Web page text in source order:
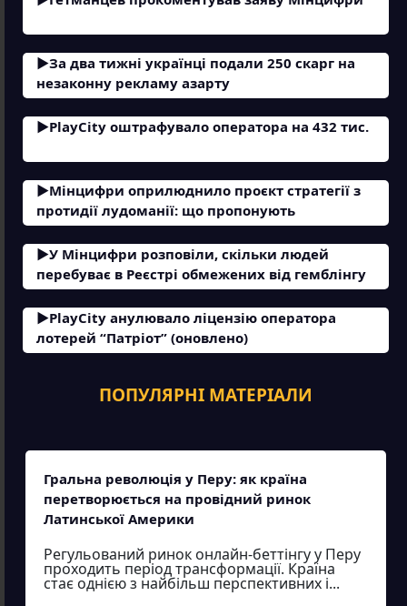
За два тижні українці подали 250 скарг на
незаконну рекламу азарту
PlayCity оштрафувало оператора на 432 тис.
Мінцифри оприлюднило проєкт стратегії з
протидії лудоманії: що пропонують
У Мінцифри розповіли, скільки людей
перебуває в Реєстрі обмежених від гемблінгу
PlayCity анулювало ліцензію оператора
лотерей “Патріот” (оновлено)
ПОПУЛЯРНІ МАТЕРІАЛИ
Гральна революція у Перу: як країна
перетворюється на провідний ринок
Латинської Америки
Регульований ринок онлайн-беттінгу у Перу
проходить період трансформації. Країна
стає однією з найбільш перспективних і...